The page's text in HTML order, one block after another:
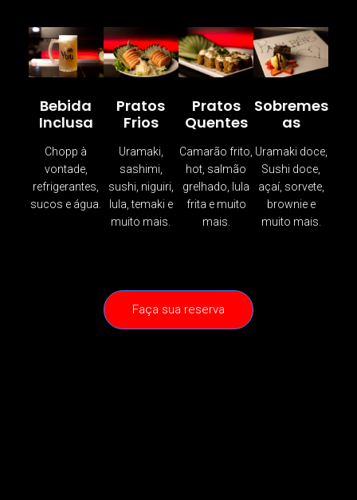
Bebida
Inclusa
Chopp à
vontade,
refrigerantes,
sucos e água.
Pratos
Frios
Uramaki,
sashimi,
sushi, niguiri,
lula, temaki e
muito mais.
Pratos
Quentes
Camarão frito,
hot, salmão
grelhado, lula
frita e muito
mais.
Sobremes
As
Uramaki doce,
Sushi doce,
açaí, sorvete,
brownie e
muito mais.
Faça sua reserva